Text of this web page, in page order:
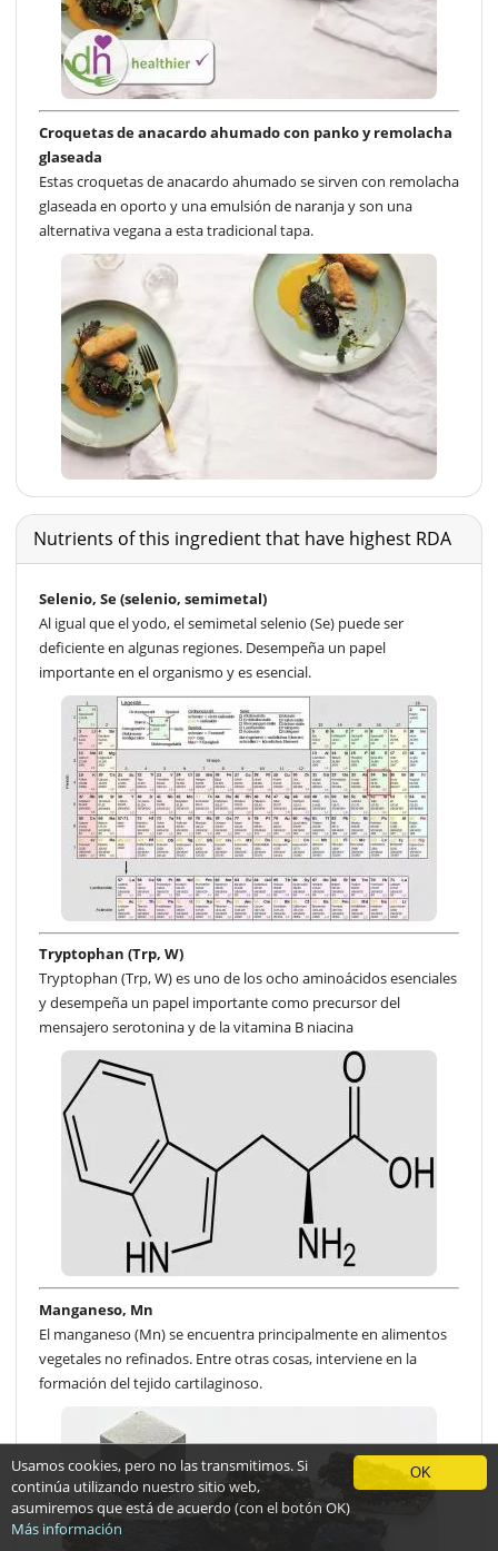
Croquetas de anacardo ahumado con panko y remolacha
glaseada
Estas croquetas de anacardo ahumado se sirven con remolacha
glaseada en oporto y una emulsión de naranja y son una
alternativa vegana a esta tradicional tapa.
Nutrients of this ingredient that have highest RDA
Selenio, Se (selenio, semimetal)
Al igual que el yodo, el semimetal selenio (Se) puede ser
deficiente en algunas regiones. Desempeña un papel
importante en el organismo y es esencial.
Tryptophan (Trp, W)
Tryptophan (Trp, W) es uno de los ocho aminoácidos esenciales
y desempeña un papel importante como precursor del
mensajero serotonina y de la vitamina B niacina
Manganeso, Mn
El manganeso (Mn) se encuentra principalmente en alimentos
vegetales no refinados. Entre otras cosas, interviene en la
formación del tejido cartilaginoso.
OK
Usamos cookies, pero no las transmitimos. Si
continúa utilizando nuestro sitio web,
asumiremos que está de acuerdo (con el botón OK)
Más información